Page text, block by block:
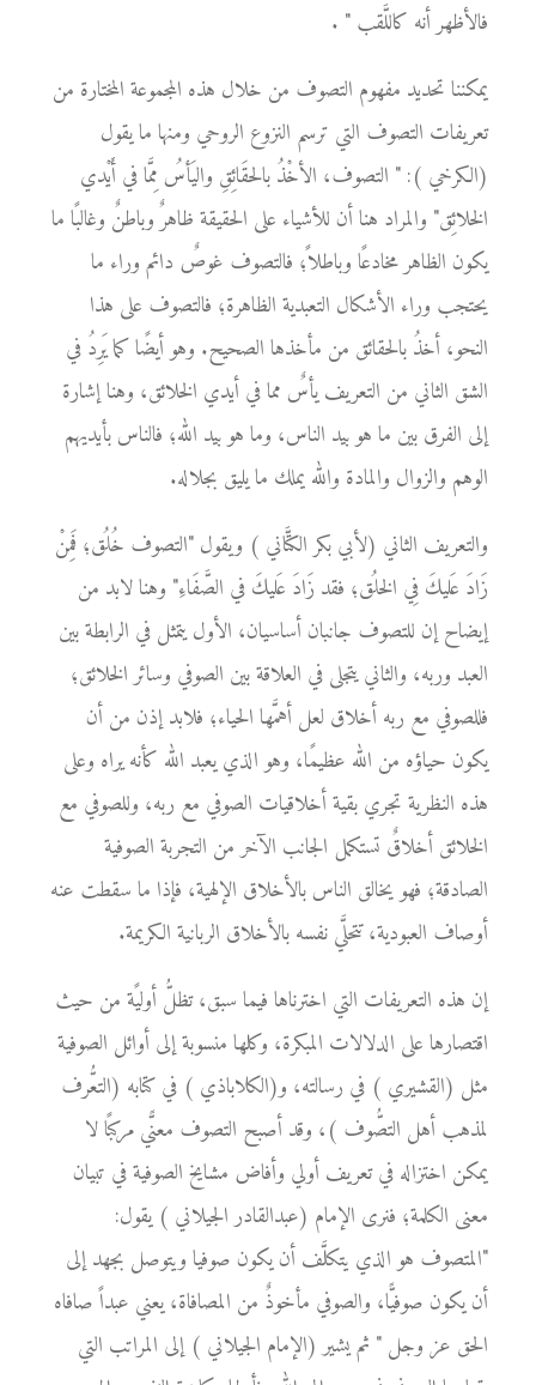
فالأظهر أنه كاللَّقب " .
يمكننا تحديد مفهوم التصوف من خلال هذه المجموعة المختارة من
تعريفات التصوف التي ترسم النزوع الروحي ومنها ما يقول
(الكرخي ): " التصوف، الأخْذُ بالحقَائِقِ واليَأسُ مِمَّا في أَيْدي
الخلائِق" والمراد هنا أن للأشياء على الحقيقة ظاهرٌ وباطنٌ وغالبًا ما
يكون الظاهر مخادعًا وباطلاً؛ فالتصوف غوصٌ دائم وراء ما
يحتجب وراء الأشكال التعبدية الظاهرة؛ فالتصوف على هذا
النحو، أخذُ بالحقائق من مأخذها الصحيح. وهو أيضًا كما يَرِدُ في
الشق الثاني من التعريف يأسٌ مما في أيدي الخلائق، وهنا إشارة
إلى الفرق بين ما هو بيد الناس، وما هو بيد الله؛ فالناس بأيديهم
الوهم والزوال والمادة والله يملك ما يليق بجلاله.
والتعريف الثاني (لأبي بكر الكتَّاني ) ويقول "التصوف خُلُق؛ فَمِنْ
زَادَ عَليكَ فِي الخلُق؛ فقد زَادَ عَليكَ في الصَّفَاءِ" وهنا لابد من
إيضاح إن للتصوف جانبان أساسيان، الأول يتمثل في الرابطة بين
العبد وربه، والثاني يتجلى في العلاقة بين الصوفي وسائر الخلائق؛
فللصوفي مع ربه أخلاق لعل أهمَّها الحياء؛ فلابد إذن من أن
يكون حياؤه من الله عظيمًا، وهو الذي يعبد الله كأنه يراه وعلى
هذه النظرية تجري بقية أخلاقيات الصوفي مع ربه، وللصوفي مع
الخلائق أخلاقٌ تستكمل الجانب الآخر من التجربة الصوفية
الصادقة؛ فهو يخالق الناس بالأخلاق الإلهية، فإذا ما سقطت عنه
أوصاف العبودية، تتحلَّي نفسه بالأخلاق الربانية الكريمة.
إن هذه التعريفات التي اخترناها فيما سبق، تظلُّ أوليًة من حيث
اقتصارها على الدلالات المبكرة، وكلها منسوبة إلى أوائل الصوفية
مثل (القشيري ) في رسالته، و(الكلاباذي ) في كتابه (التعُّرف
لمذهب أهل التصُّوف )، وقد أصبح التصوف معنًّي مركبًا لا
يمكن اختزاله في تعريف أولي وأفاض مشايخ الصوفية في تبيان
معنى الكلمة؛ فنرى الإمام (عبدالقادر الجيلاني ) يقول:
"المتصوف هو الذي يتكلَّف أن يكون صوفيا ويتوصل بجهد إلى
أن يكون صوفيًّا، والصوفي مأخوذٌ من المصافاة، يعني عبداً صافاه
الحق عز وجل " ثم يشير (الإمام الجيلاني ) إلى المراتب التي